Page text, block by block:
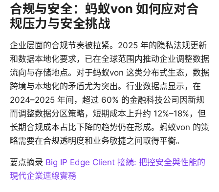
合规与安全：蚂蚁von 如何应对合
规压力与安全挑战
企业层面的合规节奏被拉紧。2025 年的隐私法规更新
和数据本地化要求，已在全球范围内推动企业调整数据
流向与存储地点。对于蚂蚁von 这类分布式生态，数据
跨境与本地化的矛盾尤为突出。行业数据点显示，在
2024–2025 年间，超过 60% 的金融科技公司因新规
而调整数据分区策略，短期成本上升约 12%–18%，但
长期合规成本占比下降的趋势仍在形成。蚂蚁von 的策
略需要在合规透明度和业务敏捷之间取得平衡。
要点摘录 Big IP Edge Client 接続: 把控安全與性能的
現代企業連線實務